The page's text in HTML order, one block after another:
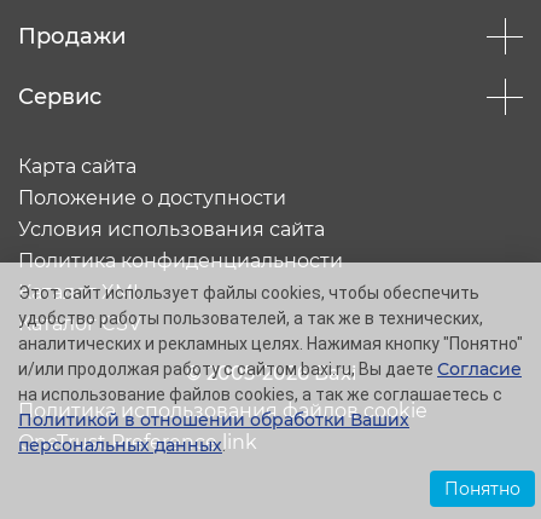
Продажи
Сервис
© 2005-2026 Baxi
Карта сайта
Положение о доступности
Условия использования сайта
Политика конфиденциальности
Каталог XML
Каталог CSV
Политика использования файлов cookie
OneTrust Preference link
Этот сайт использует файлы cookies, чтобы обеспечить
удобство работы пользователей, а так же в технических,
аналитических и рекламных целях. Нажимая кнопку "Понятно"
и/или продолжая работу с сайтом baxi.ru, Вы даете Согласие
на использование файлов cookies, а так же соглашаетесь с
Политикой в отношении обработки Ваших
персональных данных.
Понятно